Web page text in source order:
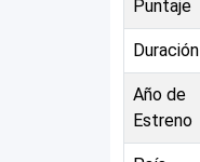
Puntaje
Duración
Año de
Estreno